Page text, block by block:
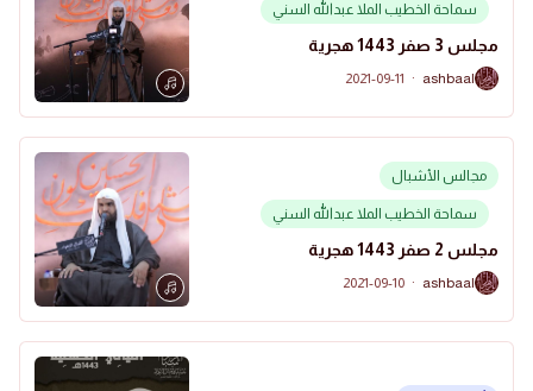
سماحة الخطيب الملا عبدالله السني
مجلس 3 صفر 1443 هجرية
A
ashbaal
·
2021-09-11
مجالس الأشبال
سماحة الخطيب الملا عبدالله السني
مجلس 2 صفر 1443 هجرية
A
ashbaal
·
2021-09-10